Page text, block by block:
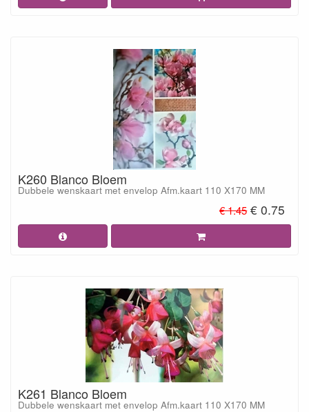
K260 Blanco Bloem
Dubbele wenskaart met envelop Afm.kaart 110 X170 MM
€ 1.45 € 0.75
K261 Blanco Bloem
Dubbele wenskaart met envelop Afm.kaart 110 X170 MM